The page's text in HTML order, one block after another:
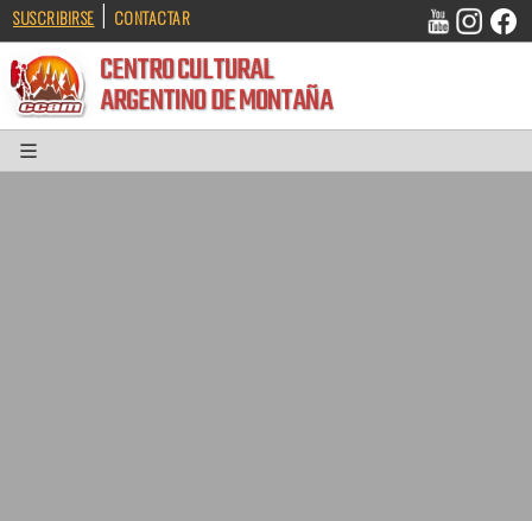
SUSCRIBIRSE | CONTACTAR
CENTRO CULTURAL
ARGENTINO DE MONTAÑA